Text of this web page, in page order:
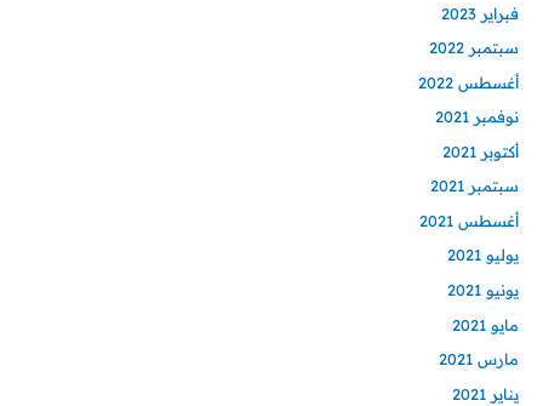
فبراير 2023
سبتمبر 2022
أغسطس 2022
نوفمبر 2021
أكتوبر 2021
سبتمبر 2021
أغسطس 2021
يوليو 2021
يونيو 2021
مايو 2021
مارس 2021
يناير 2021